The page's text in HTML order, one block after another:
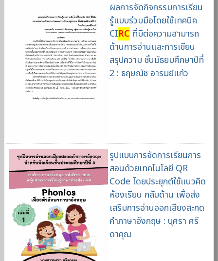
ผลการจัดกิจกรรมการเรียน
รู้แบบร่วมมือโดยใช้เทคนิค
CIRC ที่มีต่อความสามารถ
ด้านการอ่านและการเขียน
สรุปความ ชั้นมัธยมศึกษาปีที่
2 : ธฤษณัช อารมย์แก้ว
รูปแบบการจัดการเรียนการ
สอนด้วยเทคโนโลยี QR
Code โดยประยุกต์ใช้แนวคิด
ห้องเรียน กลับด้าน เพื่อส่ง
เสริมการอ่านออกเสียงสะกด
คำภาษาอังกฤษ : บุศรา ศรี
ดาคุณ